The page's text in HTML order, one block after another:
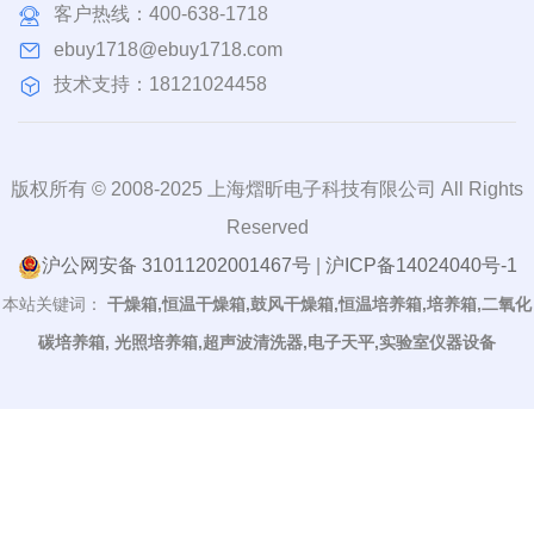
客户热线： 400-638-1718
ebuy1718@ebuy1718.com
技术支持：18121024458
版权所有 © 2008-2025 上海熠昕电子科技有限公司 All Rights
Reserved
沪公网安备 31011202001467号| 沪ICP备14024040号-1
本站关键词：
干燥箱,恒温干燥箱,鼓风干燥箱,恒温培养箱,培养箱,二氧化
碳培养箱, 光照培养箱,超声波清洗器,电子天平,实验室仪器设备